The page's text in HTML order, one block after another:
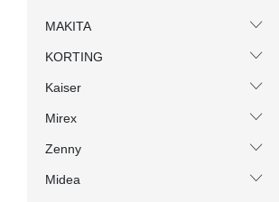
MAKITA
KORTING
Kaiser
Mirex
Zenny
Midea